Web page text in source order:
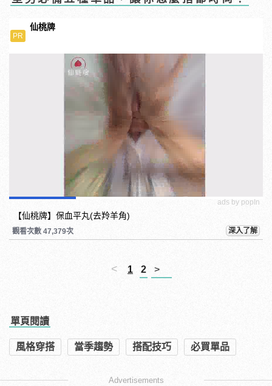
PR
仙桃牌
ads by popIn
【仙桃牌】保血平丸(去羚羊角)
觀看次數 47,379次 深入了解
< 1 2 >
單頁閱讀
風格穿搭 當季趨勢 搭配技巧 必買單品
Advertisements